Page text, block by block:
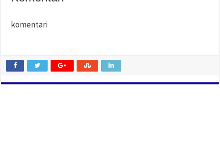
komentari